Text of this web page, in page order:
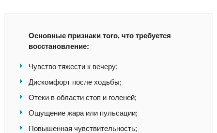
Основные признаки того, что требуется
восстановление:
Чувство тяжести к вечеру;
Дискомфорт после ходьбы;
Отеки в области стоп и голеней;
Ощущение жара или пульсации;
Повышенная чувствительность;